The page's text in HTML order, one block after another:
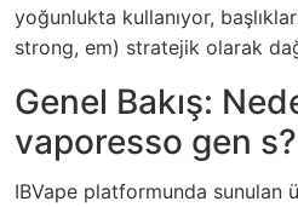
yoğunlukta kullanıyor,
strong, em) stratejik olarak
Genel Bakış:
vaporesso gen s?
IBVape platformunda sunulan